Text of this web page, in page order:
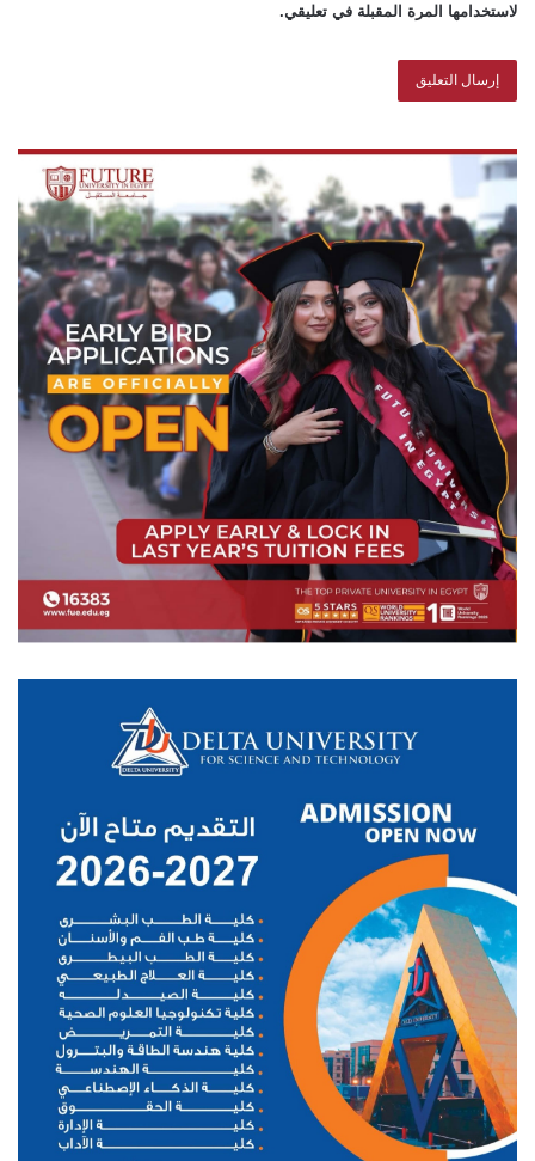
لاستخدامها المرة المقبلة في تعليقي.